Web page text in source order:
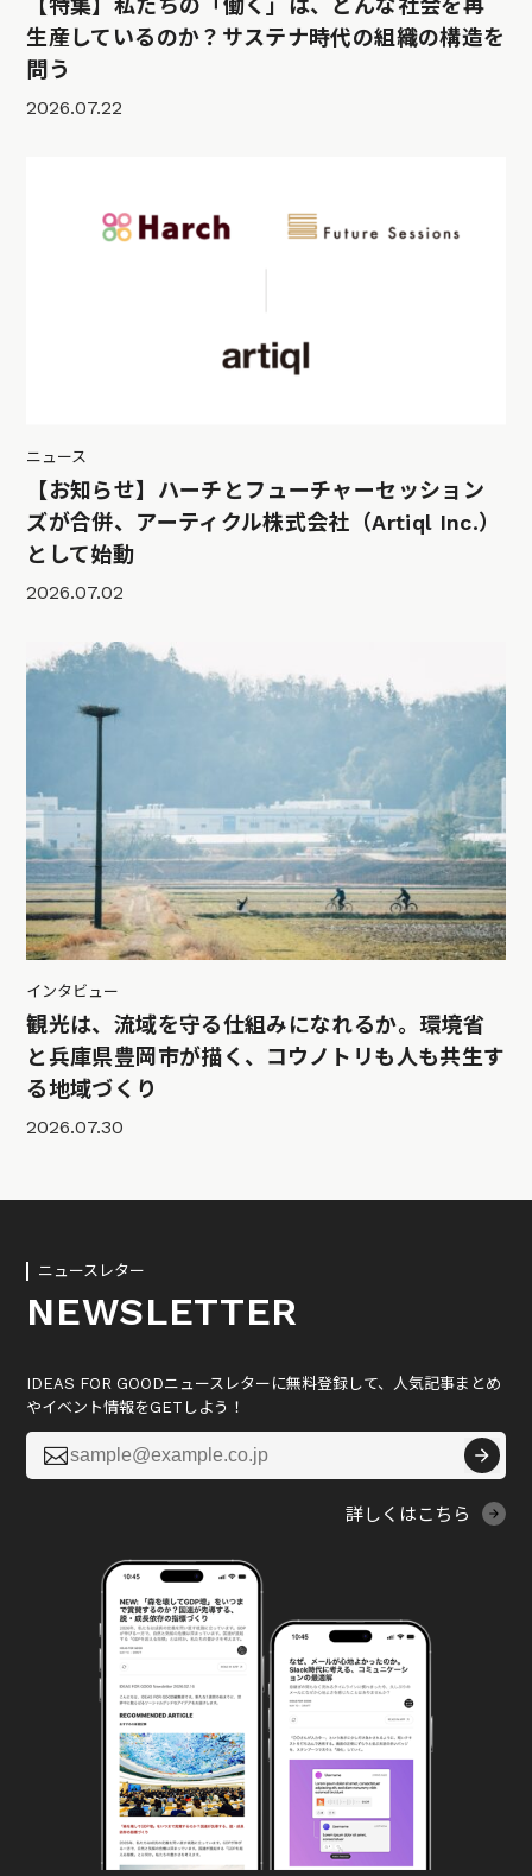
生産しているのか？サステナ時代の組織の構造を
問う
2026.07.22
ニュース
【お知らせ】ハーチとフューチャーセッション
ズが合併、アーティクル株式会社（Artiql Inc.）
として始動
2026.07.02
インタビュー
観光は、流域を守る仕組みになれるか。環境省
と兵庫県豊岡市が描く、コウノトリも人も共生す
る地域づくり
2026.07.30
ニュースレター
NEWSLETTER
IDEAS FOR GOODニュースレターに無料登録して、人気記事まとめ
やイベント情報をGETしよう！

詳しくはこちら